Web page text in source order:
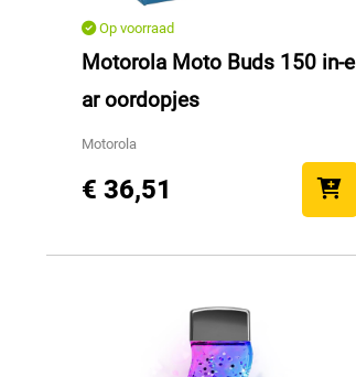
Op voorraad
Motorola Moto Buds 150 in-e
ar oordopjes
Motorola
€ 36,51